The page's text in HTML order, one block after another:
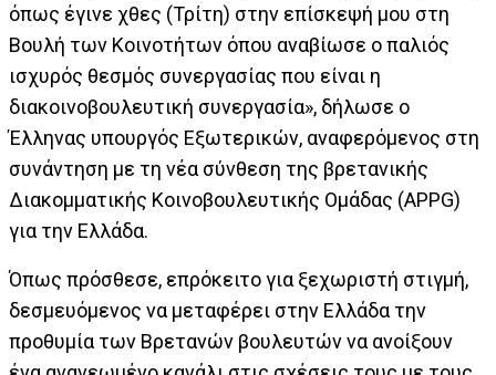
όπως έγινε χθες (Τρίτη) στην επίσκεψή μου στη
Βουλή των Κοινοτήτων όπου αναβίωσε ο παλιός
ισχυρός θεσμός συνεργασίας που είναι η
διακοινοβουλευτική συνεργασία», δήλωσε ο
Έλληνας υπουργός Εξωτερικών, αναφερόμενος στη
συνάντηση με τη νέα σύνθεση της βρετανικής
Διακομματικής Κοινοβουλευτικής Ομάδας (APPG)
για την Ελλάδα.
Όπως πρόσθεσε, επρόκειτο για ξεχωριστή στιγμή,
δεσμευόμενος να μεταφέρει στην Ελλάδα την
προθυμία των Βρετανών βουλευτών να ανοίξουν